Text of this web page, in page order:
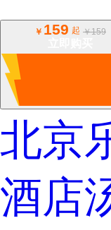
￥ 159 起 ￥159
北京
酒店